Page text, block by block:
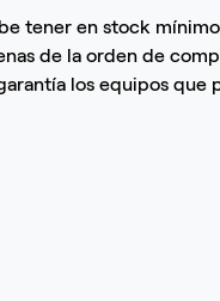
tener en stock
de la orden de
los equipos que